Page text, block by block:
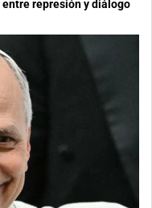
represión y diálogo